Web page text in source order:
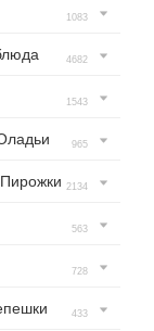
1083
4682
1543
965
2134
563
728
433